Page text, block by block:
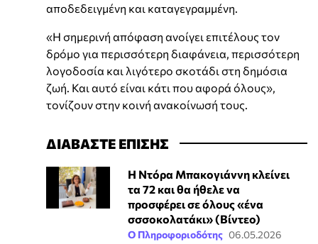
αποδεδειγμένη και καταγεγραμμένη.
«Η σημερινή απόφαση ανοίγει επιτέλους τον
δρόμο για περισσότερη διαφάνεια, περισσότερη
λογοδοσία και λιγότερο σκοτάδι στη δημόσια
ζωή. Και αυτό είναι κάτι που αφορά όλους»,
τονίζουν στην κοινή ανακοίνωσή τους.
ΔΙΑΒΑΣΤΕ ΕΠΙΣΗΣ
Η Ντόρα Μπακογιάννη κλείνει
τα 72 και θα ήθελε να
προσφέρει σε όλους «ένα
σσσοκολατάκι» (Βίντεο)
Ο Πληροφοριοδότης 06.05.2026